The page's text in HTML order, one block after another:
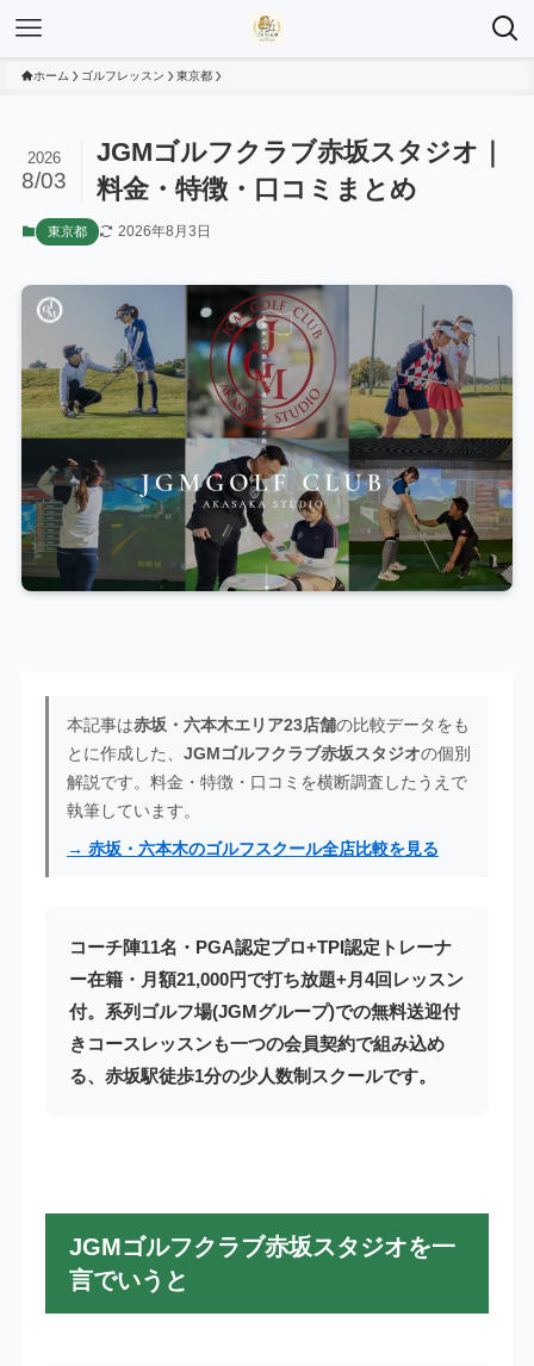
ホーム ゴルフレッスン 東京都
JGMゴルフクラブ赤坂スタジオ｜
料金・特徴・口コミまとめ
2026
8/03
東京都 2026年8月3日
本記事は赤坂・六本木エリア23店舗の比較データをも
とに作成した、 JGMゴルフクラブ赤坂スタジオの個別
解説です。料金・特徴・口コミを横断調査したうえで
執筆しています。
→ 赤坂・六本木のゴルフスクール全店比較を見る
コーチ陣11名・PGA認定プロ+TPI認定トレーナ
ー在籍・月額21,000円で打ち放題+月4回レッスン
付。系列ゴルフ場(JGMグループ)での無料送迎付
きコースレッスンも一つの会員契約で組み込め
る、赤坂駅徒歩1分の少人数制スクールです。
JGMゴルフクラブ赤坂スタジオを一
言でいうと